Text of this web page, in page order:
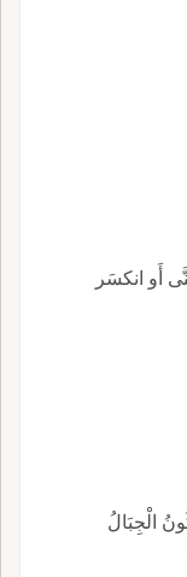
أَو انكسَر
العزيز: القارعة آية 5وَتَكُونُ الْجِبَالُ